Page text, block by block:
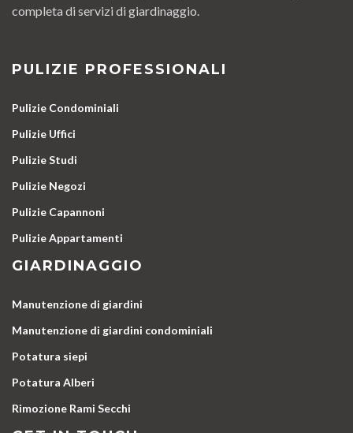
completa di servizi di giardinaggio.
PULIZIE PROFESSIONALI
Pulizie Condominiali
Pulizie Uffici
Pulizie Studi
Pulizie Negozi
Pulizie Capannoni
Pulizie Appartamenti
GIARDINAGGIO
Manutenzione di giardini
Manutenzione di giardini condominiali
Potatura siepi
Potatura Alberi
Rimozione Rami Secchi